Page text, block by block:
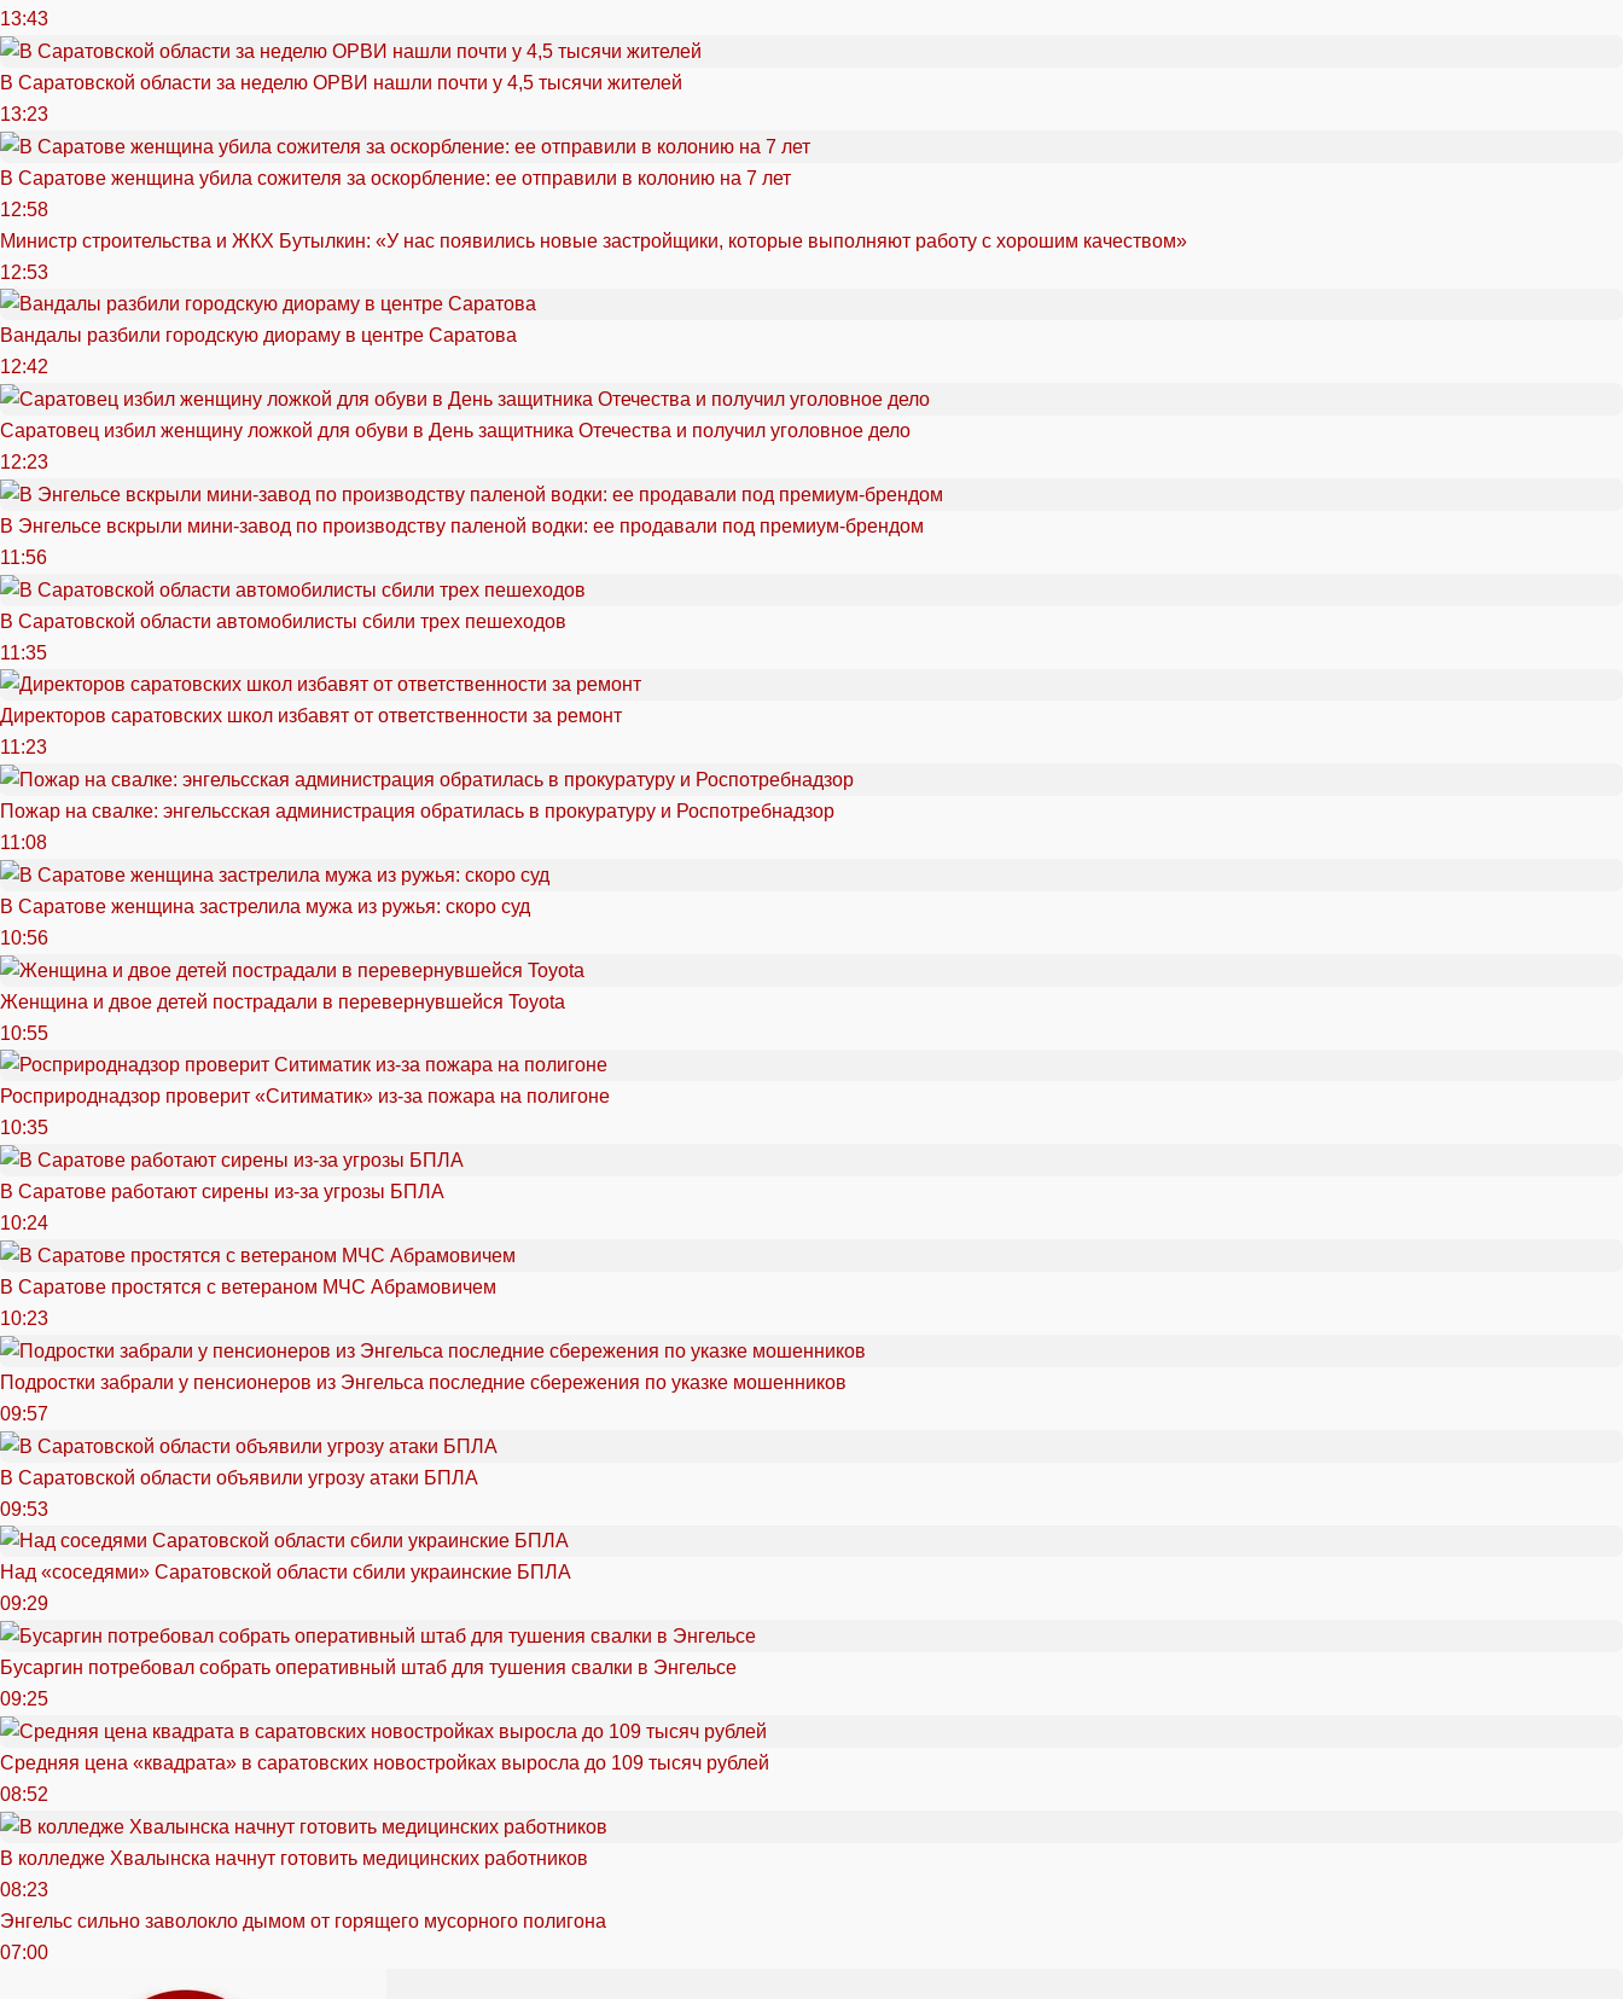
13:43
В Саратовской области за неделю ОРВИ нашли почти у 4,5 тысячи жителей
13:23
В Саратове женщина убила сожителя за оскорбление: ее отправили в колонию на 7 лет
12:58
Министр строительства и ЖКХ Бутылкин: «У нас появились новые застройщики, которые выполняют работу с хорошим качеством»
12:53
Вандалы разбили городскую диораму в центре Саратова
12:42
Саратовец избил женщину ложкой для обуви в День защитника Отечества и получил уголовное дело
12:23
В Энгельсе вскрыли мини-завод по производству паленой водки: ее продавали под премиум-брендом
11:56
В Саратовской области автомобилисты сбили трех пешеходов
11:35
Директоров саратовских школ избавят от ответственности за ремонт
11:23
Пожар на свалке: энгельсская администрация обратилась в прокуратуру и Роспотребнадзор
11:08
В Саратове женщина застрелила мужа из ружья: скоро суд
10:56
Женщина и двое детей пострадали в перевернувшейся Toyota
10:55
Росприроднадзор проверит «Ситиматик» из-за пожара на полигоне
10:35
В Саратове работают сирены из-за угрозы БПЛА
10:24
В Саратове простятся с ветераном МЧС Абрамовичем
10:23
Подростки забрали у пенсионеров из Энгельса последние сбережения по указке мошенников
09:57
В Саратовской области объявили угрозу атаки БПЛА
09:53
Над «соседями» Саратовской области сбили украинские БПЛА
09:29
Бусаргин потребовал собрать оперативный штаб для тушения свалки в Энгельсе
09:25
Средняя цена «квадрата» в саратовских новостройках выросла до 109 тысяч рублей
08:52
В колледже Хвалынска начнут готовить медицинских работников
08:23
Энгельс сильно заволокло дымом от горящего мусорного полигона
07:00